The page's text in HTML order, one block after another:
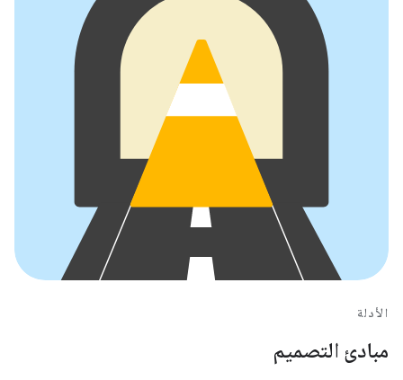
الأدلة
مبادئ التصميم